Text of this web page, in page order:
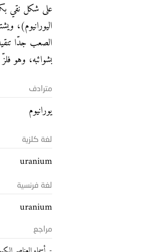
اليورانيوم)،
الصعب جدّا
بشوائبه، وهو
مترادف
يورانيوم
لغة كلزية
uranium
لغة فرنسية
uranium
مراجع